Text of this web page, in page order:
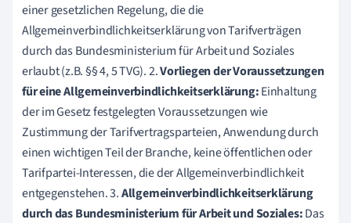
einer gesetzlichen Regelung, die die
Allgemeinverbindlichkeitserklärung von Tarifverträgen
durch das Bundesministerium für Arbeit und Soziales
erlaubt (z.B. §§ 4, 5 TVG). 2.Vorliegen der Voraussetzungen
für eine Allgemeinverbindlichkeitserklärung:Einhaltung
der im Gesetz festgelegten Voraussetzungen wie
Zustimmung der Tarifvertragsparteien, Anwendung durch
einen wichtigen Teil der Branche, keine öffentlichen oder
Tarifpartei-Interessen, die der Allgemeinverbindlichkeit
entgegenstehen. 3.Allgemeinverbindlichkeitserklärung
durch das Bundesministerium für Arbeit und Soziales:Das